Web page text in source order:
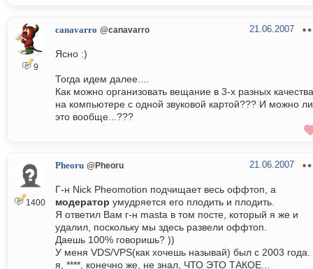
9
canavarro @canavarro 21.06.2007
Ясно :)
Тогда идем далее....
Как можно организовать вещание в 3-х разных
на компьютере с одной звуковой картой??? И можно ли
это вообще...???
1400
Pheoru @Pheoru 21.06.2007
Г-н Nick Pheomotion подчищает весь оффтоп, а
модератор умудряется его плодить и плодить.
Я ответил Вам г-н masta в том посте, который я же и
удалил, поскольку мы здесь развели оффтоп.
Даешь 100% говоришь? ))
У меня VDS/VPS(как хочешь называй) был с 2003
я, ****, конечно же, не знал, ЧТО ЭТО ТАКОЕ...